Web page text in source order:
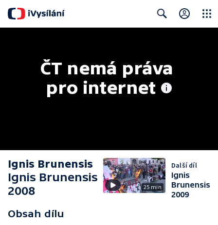
ČT nemá práva
pro internet
Ignis Brunensis
Ignis Brunensis
2008
Obsah dílu
25 min
Další díl
Ignis
Brunensis
2009